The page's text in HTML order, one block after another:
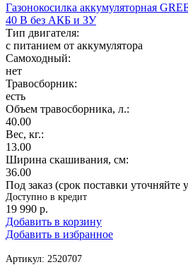
Газонокосилка аккумуляторная
40 В без АКБ и ЗУ
Тип двигателя:
с питанием от аккумулятора
Самоходный:
нет
Травосборник:
есть
Объем травосборника, л.:
40.00
Вес, кг.:
13.00
Ширина скашивания, см:
36.00
Под заказ (срок поставки уточняйте
Доступно в кредит
19 990 р.
Добавить в корзину
Добавить в избранное
Артикул: 2520707